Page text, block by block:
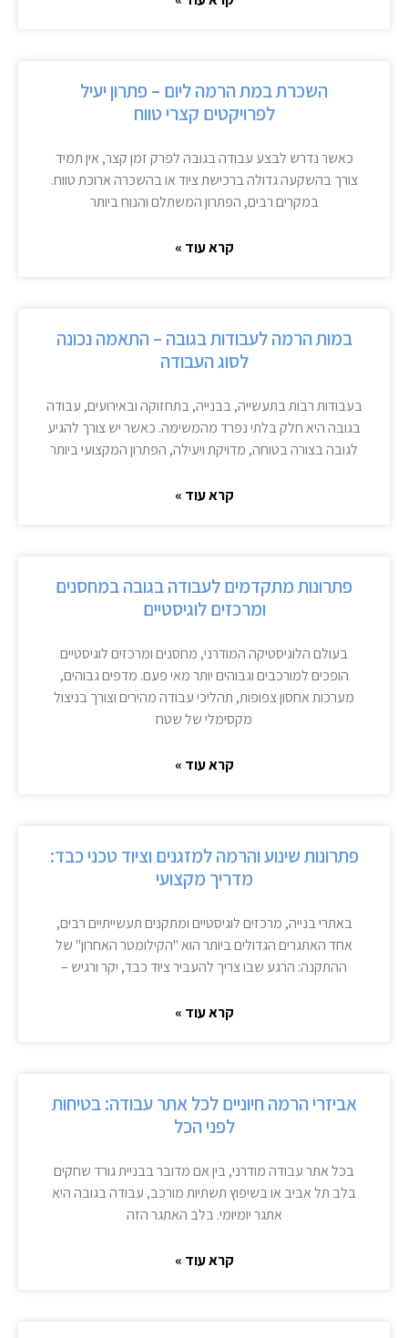
השכרת במת הרמה ליום – פתרון יעיל
לפרויקטים קצרי טווח
כאשר נדרש לבצע עבודה בגובה לפרק זמן קצר, אין תמיד
צורך בהשקעה גדולה ברכישת ציוד או בהשכרה ארוכת טווח.
במקרים רבים, הפתרון המשתלם והנוח ביותר
קרא עוד »
במות הרמה לעבודות בגובה – התאמה נכונה
לסוג העבודה
בעבודות רבות בתעשייה, בבנייה, בתחזוקה ובאירועים, עבודה
בגובה היא חלק בלתי נפרד מהמשימה. כאשר יש צורך להגיע
לגובה בצורה בטוחה, מדויקת ויעילה, הפתרון המקצועי ביותר
קרא עוד »
פתרונות מתקדמים לעבודה בגובה במחסנים
ומרכזים לוגיסטיים
בעולם הלוגיסטיקה המודרני, מחסנים ומרכזים לוגיסטיים
הופכים למורכבים וגבוהים יותר מאי פעם. מדפים גבוהים,
מערכות אחסון צפופות, תהליכי עבודה מהירים וצורך בניצול
מקסימלי של שטח
קרא עוד »
פתרונות שינוע והרמה למזגנים וציוד טכני כבד:
מדריך מקצועי
באתרי בנייה, מרכזים לוגיסטיים ומתקנים תעשייתיים רבים,
אחד האתגרים הגדולים ביותר הוא "הקילומטר האחרון" של
ההתקנה: הרגע שבו צריך להעביר ציוד כבד, יקר ורגיש –
קרא עוד »
אביזרי הרמה חיוניים לכל אתר עבודה: בטיחות
לפני הכל
בכל אתר עבודה מודרני, בין אם מדובר בבניית גורד שחקים
בלב תל אביב או בשיפוץ תשתיות מורכב, עבודה בגובה היא
אתגר יומיומי. בלב האתגר הזה
קרא עוד »